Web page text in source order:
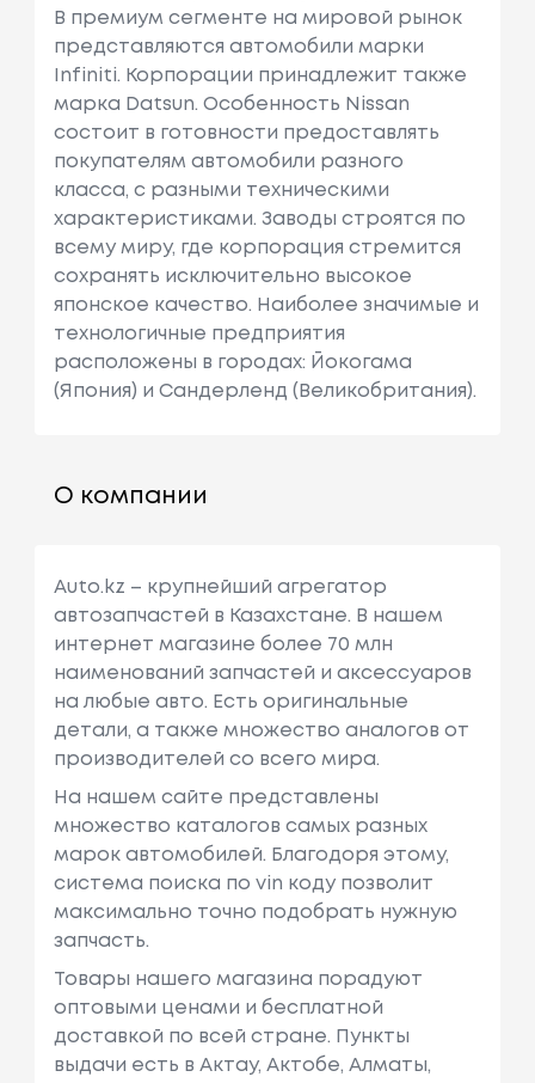
В премиум сегменте на мировой рынок
представляются автомобили марки
Infiniti. Корпорации принадлежит также
марка Datsun. Особенность Nissan
состоит в готовности предоставлять
покупателям автомобили разного
класса, с разными техническими
характеристиками. Заводы строятся по
всему миру, где корпорация стремится
сохранять исключительно высокое
японское качество. Наиболее значимые и
технологичные предприятия
расположены в городах: Йокогама
(Япония) и Сандерленд (Великобритания).
О компании
Auto.kz – крупнейший агрегатор
автозапчастей в Казахстане. В нашем
интернет магазине более 70 млн
наименований запчастей и аксессуаров
на любые авто. Есть оригинальные
детали, а также множество аналогов от
производителей со всего мира.
На нашем сайте представлены
множество каталогов самых разных
марок автомобилей. Благодоря этому,
система поиска по vin коду позволит
максимально точно подобрать нужную
запчасть.
Товары нашего магазина порадуют
оптовыми ценами и бесплатной
доставкой по всей стране. Пункты
выдачи есть в Актау, Актобе, Алматы,